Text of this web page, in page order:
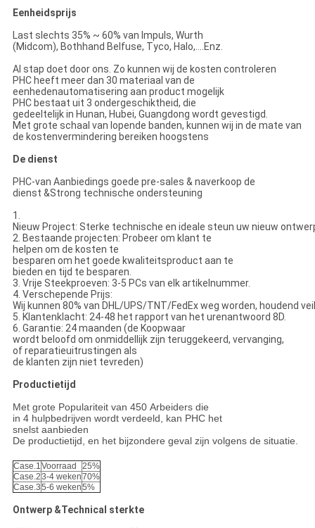
Eenheidsprijs
Last slechts 35% ~ 60% van Impuls, Wurth
(Midcom), Bothhand Belfuse, Tyco, Halo,….Enz.
Al stap doet door ons. Zo kunnen wij de kosten controleren
PHC heeft meer dan 30 materiaal van de
eenhedenautomatisering aan product mogelijk
PHC bestaat uit 3 ondergeschiktheid, die
gedeeltelijk in Hunan, Hubei, Guangdong wordt gevestigd.
Met grote schaal van lopende banden, kunnen wij in de mate van
de kostenvermindering bereiken hoogstens
De dienst
PHC-van Aanbiedings goede pre-sales & naverkoop de
dienst &Strong technische ondersteuning
1.
Nieuw Project: Sterke technische en ideale steun uw nieuw
2. Bestaande projecten: Probeer om klant te
helpen om de kosten te
besparen om het goede kwaliteitsproduct aan te
bieden en tijd te besparen.
3. Vrije Steekproeven: 3-5 PCs van elk artikelnummer.
4. Verschepende Prijs:
Wij kunnen 80% van DHL/UPS/TNT/FedEx weg worden, houdend
5. Klantenklacht: 24-48 het rapport van het urenantwoord 8D.
6. Garantie: 24 maanden (de Koopwaar
wordt beloofd om onmiddellijk zijn teruggekeerd, vervanging,
of reparatieuitrustingen als
de klanten zijn niet tevreden)
Productietijd
Met grote Populariteit van 450 Arbeiders die
in 4 hulpbedrijven wordt verdeeld, kan PHC het
snelst aanbieden
De productietijd, en het bijzondere geval zijn volgens de situatie.
Case.1Voorraad
25%
Case.23-4 weken70%
Case.35-6 weken5%
Ontwerp &Technical sterkte